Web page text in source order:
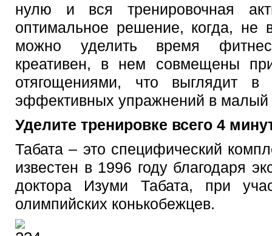
нулю и вся тренировочная
оптимальное решение, когда, не
можно уделить время
креативен, в нем совмещены
отягощениями, что выглядит
эффективных упражнений в малый
Уделите тренировке всего 4
Табата – это специфический
известен в 1996 году благодаря
доктора Изуми Табата, при
олимпийских конькобежцев.